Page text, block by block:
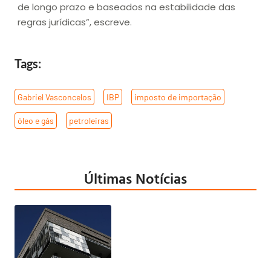
de longo prazo e baseados na estabilidade das
regras jurídicas”, escreve.
Tags:
Gabriel Vasconcelos IBP imposto de importação
óleo e gás petroleiras
Últimas Notícias